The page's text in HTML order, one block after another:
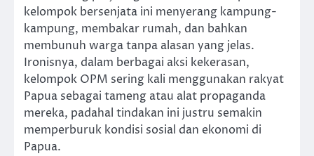
kelompok bersenjata ini menyerang kampung-
kampung, membakar rumah, dan bahkan
membunuh warga tanpa alasan yang jelas.
Ironisnya, dalam berbagai aksi kekerasan,
kelompok OPM sering kali menggunakan rakyat
Papua sebagai tameng atau alat propaganda
mereka, padahal tindakan ini justru semakin
memperburuk kondisi sosial dan ekonomi di
Papua.